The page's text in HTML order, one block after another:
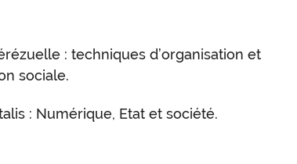
: techniques d’organisation et
sociale.
: Numérique, Etat et société.